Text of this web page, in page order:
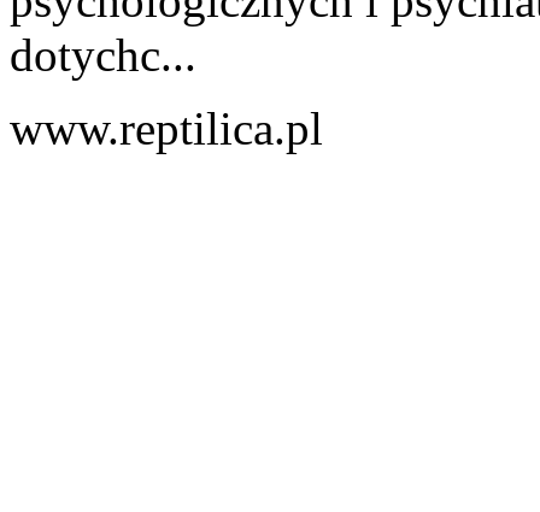
dotychc...
www.reptilica.pl